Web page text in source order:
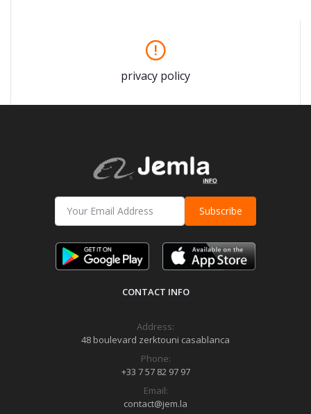
privacy policy
Subscribe
CONTACT INFO
Address:
48 boulevard zerktouni casablanca
Phone:
+33 7 57 82 97 97
Email:
contact@jem.la